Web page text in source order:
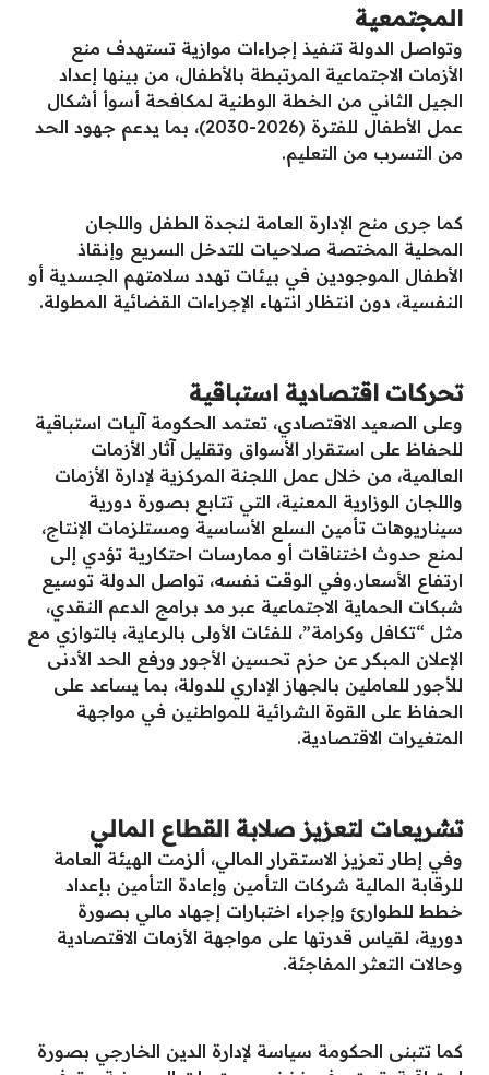
المجتمعية
وتواصل الدولة تنفيذ إجراءات موازية تستهدف منع
الأزمات الاجتماعية المرتبطة بالأطفال، من بينها إعداد
الجيل الثاني من الخطة الوطنية لمكافحة أسوأ أشكال
عمل الأطفال للفترة (2026-2030)، بما يدعم جهود الحد
من التسرب من التعليم.
كما جرى منح الإدارة العامة لنجدة الطفل واللجان
المحلية المختصة صلاحيات للتدخل السريع وإنقاذ
الأطفال الموجودين في بيئات تهدد سلامتهم الجسدية أو
النفسية، دون انتظار انتهاء الإجراءات القضائية المطولة.
تحركات اقتصادية استباقية
وعلى الصعيد الاقتصادي، تعتمد الحكومة آليات استباقية
للحفاظ على استقرار الأسواق وتقليل آثار الأزمات
العالمية، من خلال عمل اللجنة المركزية لإدارة الأزمات
واللجان الوزارية المعنية، التي تتابع بصورة دورية
سيناريوهات تأمين السلع الأساسية ومستلزمات الإنتاج،
لمنع حدوث اختناقات أو ممارسات احتكارية تؤدي إلى
ارتفاع الأسعار.وفي الوقت نفسه، تواصل الدولة توسيع
شبكات الحماية الاجتماعية عبر مد برامج الدعم النقدي،
مثل “تكافل وكرامة”، للفئات الأولى بالرعاية، بالتوازي مع
الإعلان المبكر عن حزم تحسين الأجور ورفع الحد الأدنى
للأجور للعاملين بالجهاز الإداري للدولة، بما يساعد على
الحفاظ على القوة الشرائية للمواطنين في مواجهة
المتغيرات الاقتصادية.
تشريعات لتعزيز صلابة القطاع المالي
وفي إطار تعزيز الاستقرار المالي، ألزمت الهيئة العامة
للرقابة المالية شركات التأمين وإعادة التأمين بإعداد
خطط للطوارئ وإجراء اختبارات إجهاد مالي بصورة
دورية، لقياس قدرتها على مواجهة الأزمات الاقتصادية
وحالات التعثر المفاجئة.
كما تتبنى الحكومة سياسة لإدارة الدين الخارجي بصورة